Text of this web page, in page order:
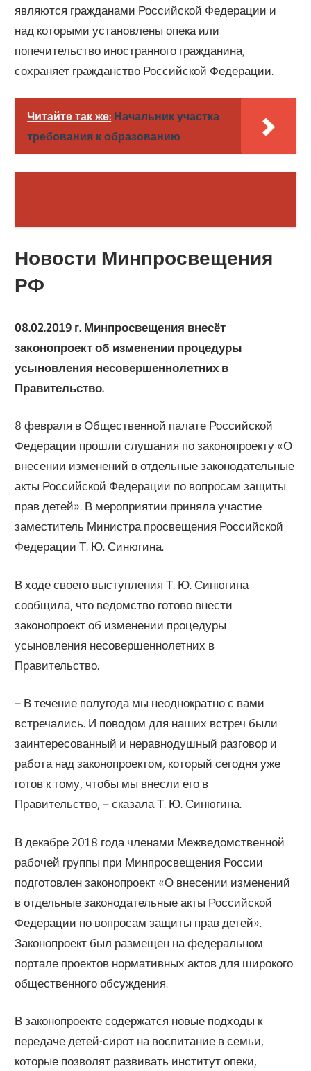
являются гражданами Российской Федерации и
над которыми установлены опека или
попечительство иностранного гражданина,
сохраняет гражданство Российской Федерации.
Читайте так же: Начальник участка
требования к образованию
Новости Минпросвещения
РФ
08.02.2019 г. Минпросвещения внесёт
законопроект об изменении процедуры
усыновления несовершеннолетних в
Правительство.
8 февраля в Общественной палате Российской
Федерации прошли слушания по законопроекту «О
внесении изменений в отдельные законодательные
акты Российской Федерации по вопросам защиты
прав детей». В мероприятии приняла участие
заместитель Министра просвещения Российской
Федерации Т. Ю. Синюгина.
В ходе своего выступления Т. Ю. Синюгина
сообщила, что ведомство готово внести
законопроект об изменении процедуры
усыновления несовершеннолетних в
Правительство.
– В течение полугода мы неоднократно с вами
встречались. И поводом для наших встреч были
заинтересованный и неравнодушный разговор и
работа над законопроектом, который сегодня уже
готов к тому, чтобы мы внесли его в
Правительство, – сказала Т. Ю. Синюгина.
В декабре 2018 года членами Межведомственной
рабочей группы при Минпросвещения России
подготовлен законопроект «О внесении изменений
в отдельные законодательные акты Российской
Федерации по вопросам защиты прав детей».
Законопроект был размещен на федеральном
портале проектов нормативных актов для широкого
общественного обсуждения.
В законопроекте содержатся новые подходы к
передаче детей-сирот на воспитание в семьи,
которые позволят развивать институт опеки,